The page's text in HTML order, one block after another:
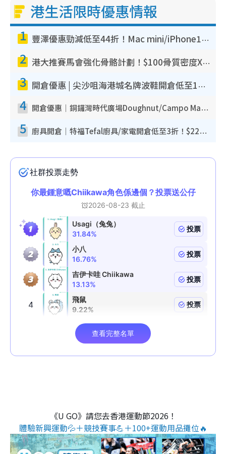
港生活限時優惠情報
1 豐澤優惠勁減低至44折！Mac mini/iPhone17Pro大減價！廚房家電$220起
2 港大推賽馬會強化骨骼計劃！$100骨質密度X光檢查 完成免費運動訓練送超市禮券！附參加資格
3 開倉優惠 | 尖沙咀海港城名牌波鞋開倉低至1折！On鞋$899起／Joy&Peace鞋履$98起
4 開倉優惠｜銅鑼灣時代廣場Doughnut/Campo Marzio開倉低至1折！背囊、書包、手袋劈價$200起
5 廚具開倉｜特福Tefal廚具/家電開倉低至3折！$220起買平底鍋/炒鑊/湯煲！電飯煲/吸塵機/燙斗$418起
《U GO》請您去香港運動節2026！
體驗新興運動💦＋競技賽事💪＋100+運動用品攤位🔥